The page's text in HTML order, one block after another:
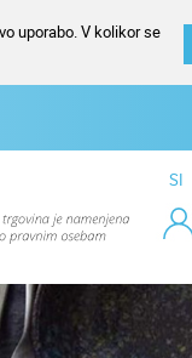
uporabo. V kolikor se
SI